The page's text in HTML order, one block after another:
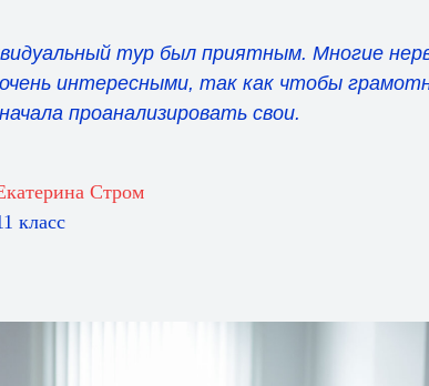
тур был приятным. Многие
интересными, так как чтобы
проанализировать свои.
Стром
класс